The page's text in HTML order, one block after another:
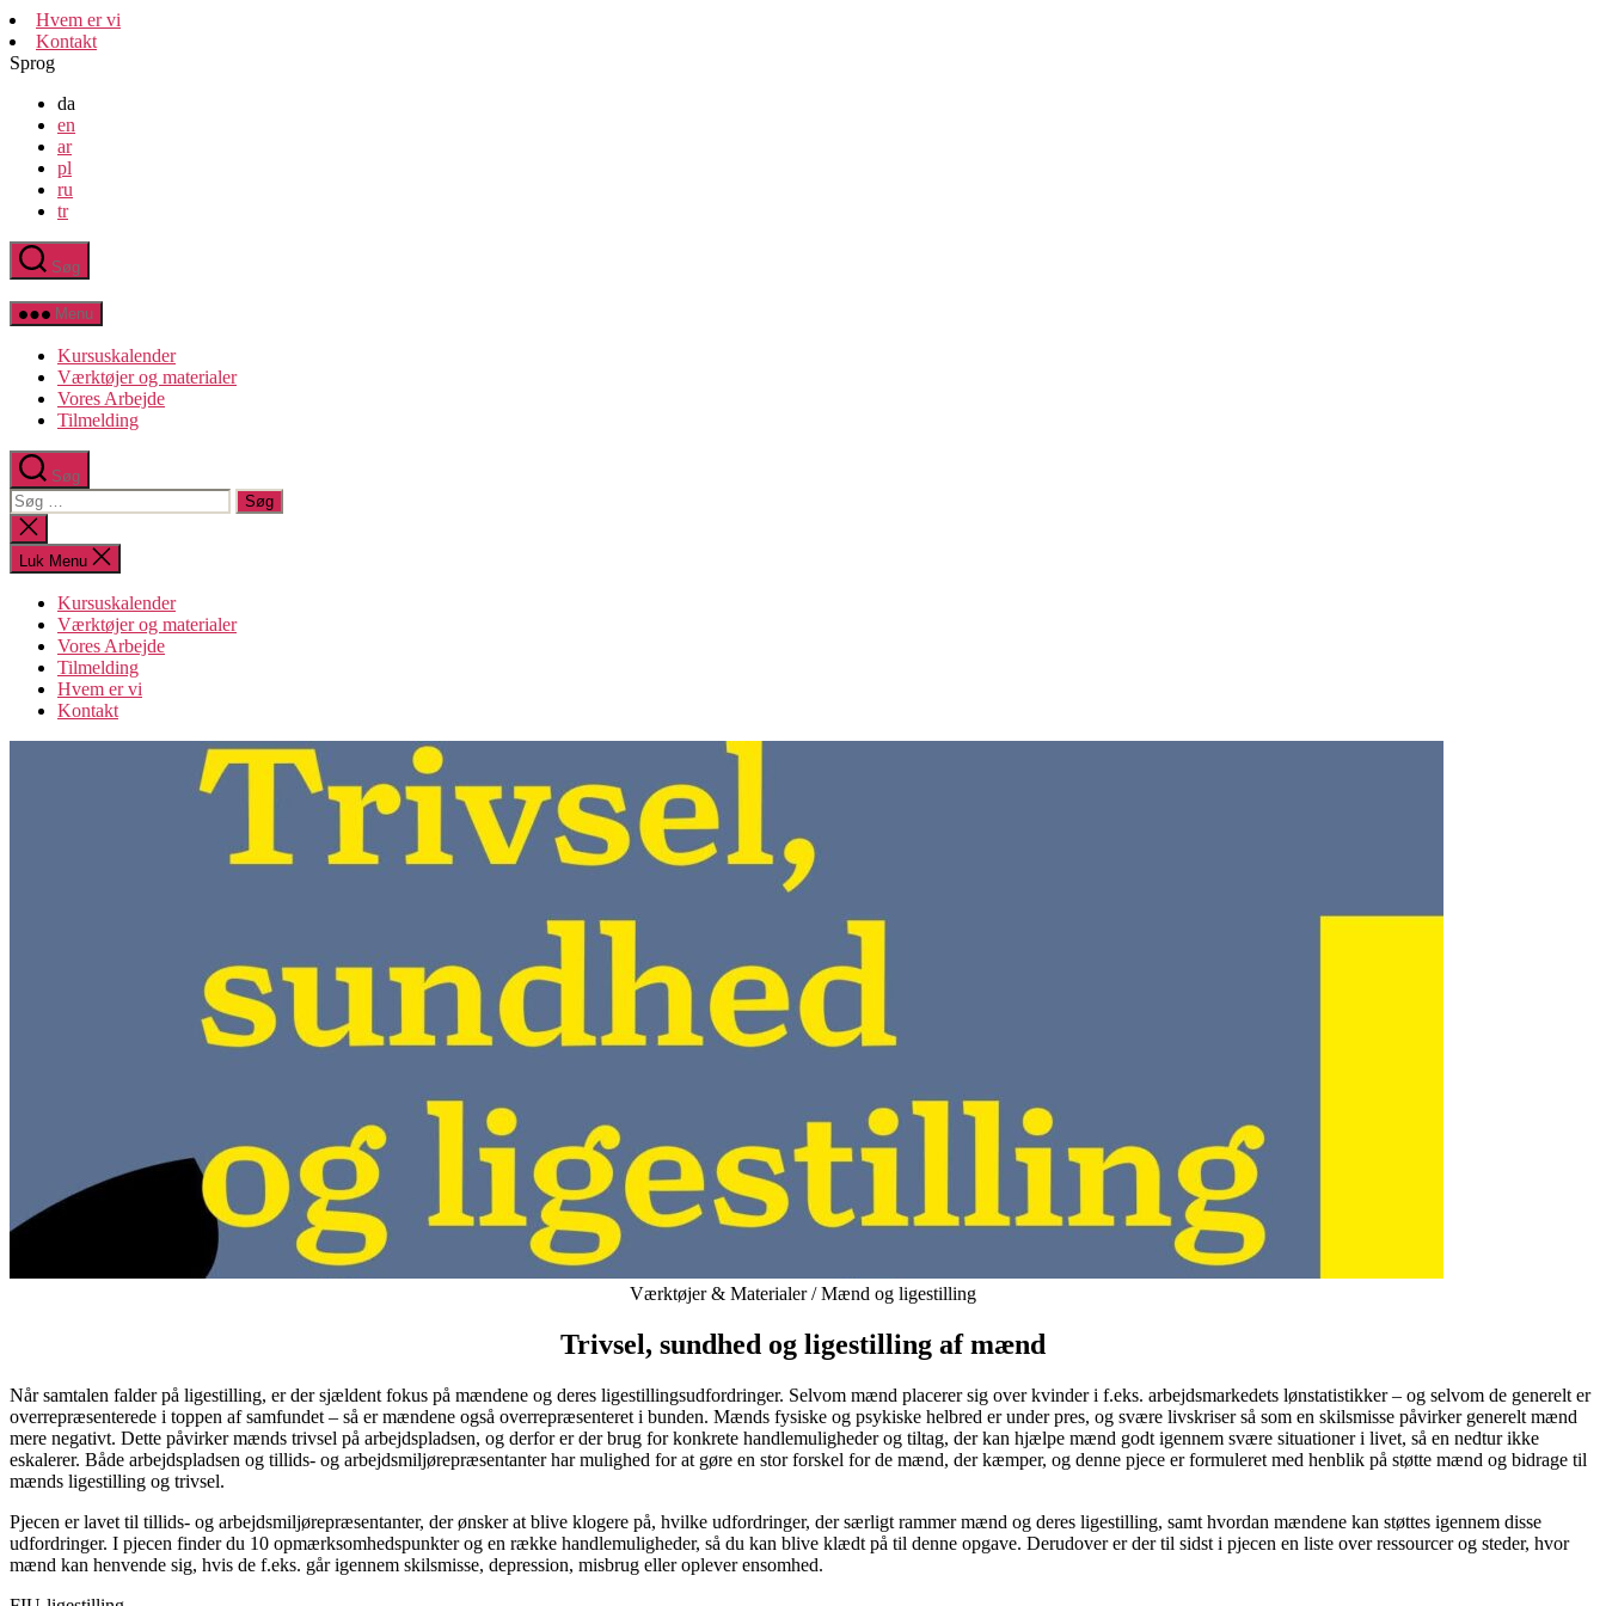
Spring
til
indholdet
Hvem er vi
Kontakt
Sprog
da
en
ar
pl
ru
tr
Søg
Ligestilling
Menu
Kursuskalender
Værktøjer og materialer
Vores Arbejde
Tilmelding
Søg
Søg
efter:
Luk
søgning
Luk Menu
Kursuskalender
Værktøjer og materialer
Vores Arbejde
Tilmelding
Hvem er vi
Kontakt
Kategorier
Værktøjer & Materialer / Mænd og ligestilling
Trivsel, sundhed og ligestilling af mænd
Når samtalen falder på ligestilling, er der sjældent fokus på mændene og deres ligestillingsudfordringer. Selvom mænd placerer sig over kvinder i f.eks. arbejdsmarkedets lønstatistikker – og selvom de generelt er
overrepræsenterede i toppen af samfundet – så er mændene også overrepræsenteret i bunden. Mænds fysiske og psykiske helbred er under pres, og svære livskriser så som en skilsmisse påvirker generelt mænd
mere negativt. Dette påvirker mænds trivsel på arbejdspladsen, og derfor er der brug for konkrete handlemuligheder og tiltag, der kan hjælpe mænd godt igennem svære situationer i livet, så en nedtur ikke
eskalerer. Både arbejdspladsen og tillids- og arbejdsmiljørepræsentanter har mulighed for at gøre en stor forskel for de mænd, der kæmper, og denne pjece er formuleret med henblik på støtte mænd og bidrage til
mænds ligestilling og trivsel.
Pjecen er lavet til tillids- og arbejdsmiljørepræsentanter, der ønsker at blive klogere på, hvilke udfordringer, der særligt rammer mænd og deres ligestilling, samt hvordan mændene kan støttes igennem disse
udfordringer. I pjecen finder du 10 opmærksomhedspunkter og en række handlemuligheder, så du kan blive klædt på til denne opgave. Derudover er der til sidst i pjecen en liste over ressourcer og steder, hvor
mænd kan henvende sig, hvis de f.eks. går igennem skilsmisse, depression, misbrug eller oplever ensomhed.